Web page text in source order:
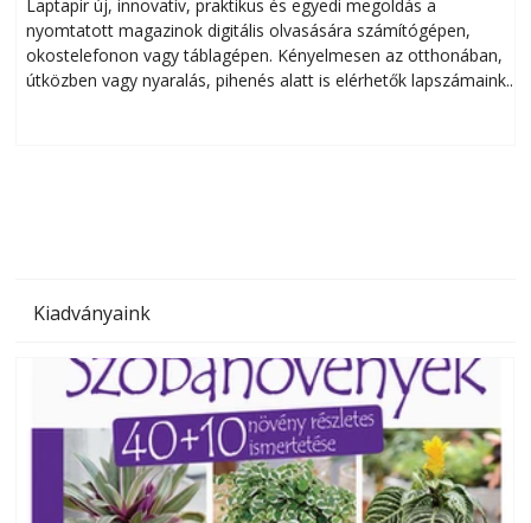
Laptapir új, innovatív, praktikus és egyedi megoldás a
nyomtatott magazinok digitális olvasására számítógépen,
okostelefonon vagy táblagépen. Kényelmesen az otthonában,
útközben vagy nyaralás, pihenés alatt is elérhetők lapszámaink.
Kiadványaink